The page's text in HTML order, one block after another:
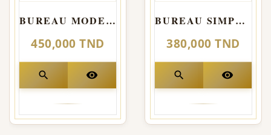
BUREAU MODERNE
450,000 TND
search visibility
BUREAU SIMPLE Structure métallique tube
380,000 TND
search visibility